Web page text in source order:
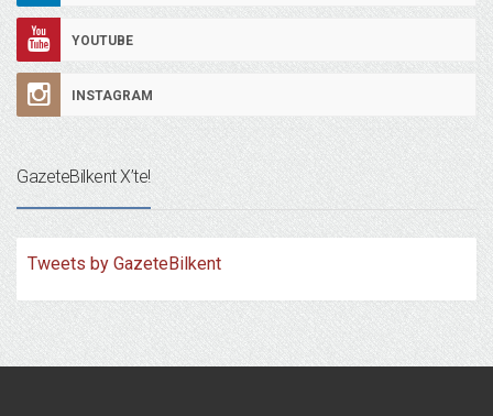
YOUTUBE
INSTAGRAM
GazeteBilkent X’te!
Tweets by GazeteBilkent